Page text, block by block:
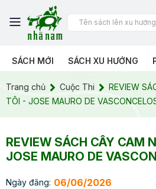
SÁCH MỚI SÁCH XU HƯỚNG
Trang chủ Cuộc Thi
REVIEW
TÔI - JOSE MAURO DE
REVIEW SÁCH CÂY CAM
JOSE MAURO DE
Ngày đăng: 06/06/2026